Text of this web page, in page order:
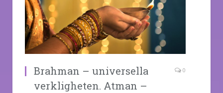
Brahman – universella
verkligheten. Atman –
0